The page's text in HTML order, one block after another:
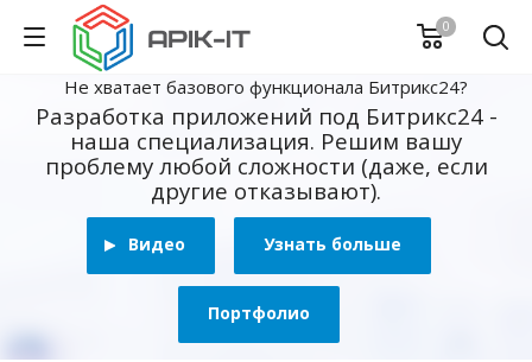
0
Не хватает базового функционала Битрикс24?
Разработка приложений под Битрикс24 -
наша специализация. Решим вашу
проблему любой сложности (даже, если
другие отказывают).
Видео Узнать больше
Портфолио